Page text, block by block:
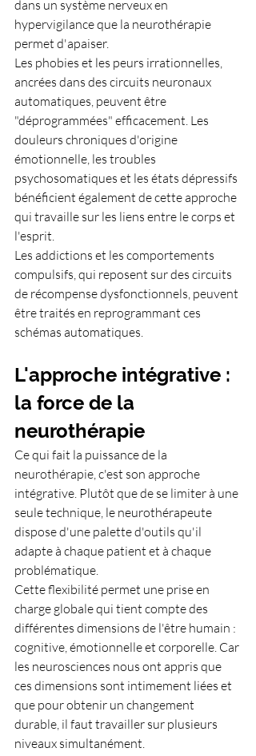
dans un système nerveux en
hypervigilance que la neurothérapie
permet d'apaiser.
Les phobies et les peurs irrationnelles,
ancrées dans des circuits neuronaux
automatiques, peuvent être
"déprogrammées" efficacement. Les
douleurs chroniques d'origine
émotionnelle, les troubles
psychosomatiques et les états dépressifs
bénéficient également de cette approche
qui travaille sur les liens entre le corps et
l'esprit.
Les addictions et les comportements
compulsifs, qui reposent sur des circuits
de récompense dysfonctionnels, peuvent
être traités en reprogrammant ces
schémas automatiques.
L'approche intégrative :
la force de la
neurothérapie
Ce qui fait la puissance de la
neurothérapie, c'est son approche
intégrative. Plutôt que de se limiter à une
seule technique, le neurothérapeute
dispose d'une palette d'outils qu'il
adapte à chaque patient et à chaque
problématique.
Cette flexibilité permet une prise en
charge globale qui tient compte des
différentes dimensions de l'être humain :
cognitive, émotionnelle et corporelle. Car
les neurosciences nous ont appris que
ces dimensions sont intimement liées et
que pour obtenir un changement
durable, il faut travailler sur plusieurs
niveaux simultanément.